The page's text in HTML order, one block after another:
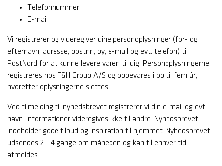
Telefonnummer
E-mail
Vi registrerer og videregiver dine personoplysninger (for- og
efternavn, adresse, postnr., by, e-mail og evt. telefon) til
PostNord for at kunne levere varen til dig. Personoplysningerne
registreres hos F&H Group A/S og opbevares i op til fem år,
hvorefter oplysningerne slettes.
Ved tilmelding til nyhedsbrevet registrerer vi din e-mail og evt.
navn. Informationer videregives ikke til andre. Nyhedsbrevet
indeholder gode tilbud og inspiration til hjemmet. Nyhedsbrevet
udsendes 2 - 4 gange om måneden og kan til enhver tid
afmeldes.